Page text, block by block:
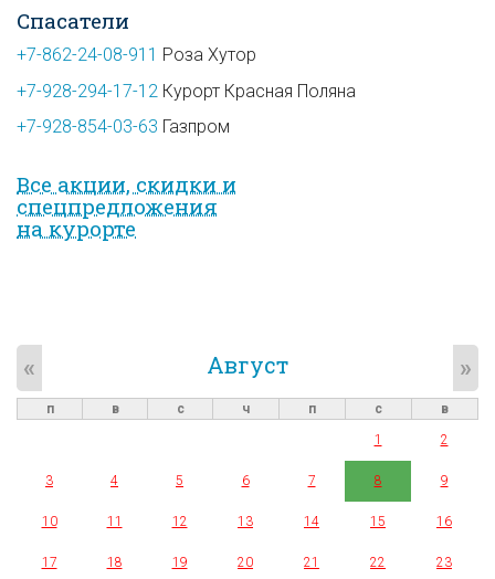
Спасатели
+7-862-24-08-911 Роза Хутор
+7-928-294-17-12 Курорт Красная Поляна
+7-928-854-03-63 Газпром
Все акции, скидки и
спец­предложе­ния
на курорте
Август
« »
п в с ч п с
в
1
2
3 4 5 6 7 8 9
10 11 12 13 14 15 16
17 18 19 20 21 22 23